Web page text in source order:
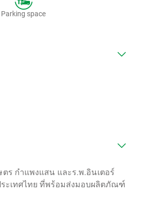
Parking space
ตร กำแพงแสน และร.พ.อินเตอร์
ะเทศไทย ที่พร้อมส่งมอบผลิตภัณฑ์